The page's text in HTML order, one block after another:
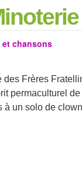
et chansons
Frères
permaculturel de
à un solo de